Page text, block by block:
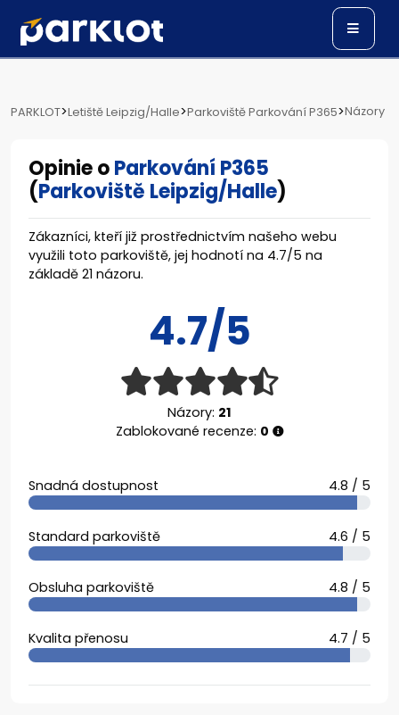
PARKLOT>Letiště Leipzig/Halle>Parkoviště Parkování P365>Názory
Opinie oParkování P365
(Parkoviště Leipzig/Halle)
Zákazníci, kteří již prostřednictvím našeho webu
využili toto parkoviště, jej hodnotí na 4.7/5 na
základě 21 názoru.
4.7/5
Názory: 21
Zablokované recenze: 0
Snadná dostupnost 4.8 / 5
Standard parkoviště 4.6 / 5
Obsluha parkoviště 4.8 / 5
Kvalita přenosu 4.7 / 5